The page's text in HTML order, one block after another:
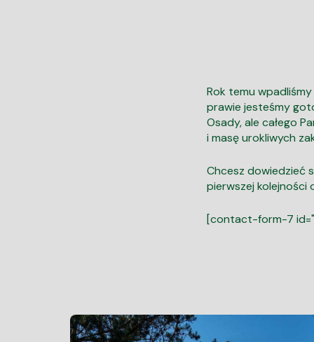
Rok temu wpadliśmy
prawie jesteśmy
Osady, ale całego
i masę urokliwych
Chcesz dowiedzieć
pierwszej
[contact-form-7